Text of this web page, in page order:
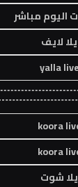
اليوم مباشر
يلا لايف
yalla live
koora
koora
يلا شوت